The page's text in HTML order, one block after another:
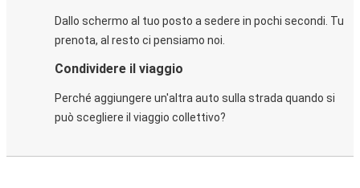
Dallo schermo al tuo posto a sedere in pochi secondi. Tu
prenota, al resto ci pensiamo noi.
Condividere il viaggio
Perché aggiungere un'altra auto sulla strada quando si
può scegliere il viaggio collettivo?